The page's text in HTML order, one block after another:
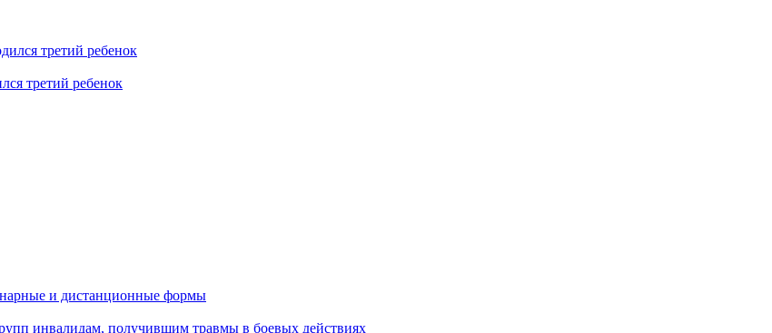
третий ребенок
и дистанционные формы
инвалидам, получившим травмы в боевых действиях